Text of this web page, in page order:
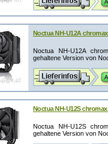
Noctua NH-U12A
Noctua NH-U12A
gehaltene Version von
Noctua NH-U12S
Noctua NH-U12S
gehaltene Version von